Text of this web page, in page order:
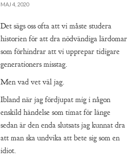
MAJ 4, 2020
Det sägs oss ofta att vi måste studera
historien för att dra nödvändiga lärdomar
som förhindrar att vi upprepar tidigare
generationers misstag.
Men vad vet väl jag.
Ibland när jag fördjupat mig i någon
enskild händelse som timat för länge
sedan är den enda slutsats jag kunnat dra
att man ska undvika att bete sig som en
idiot.